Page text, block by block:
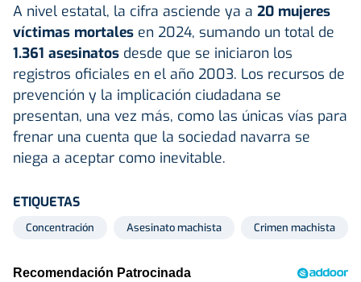
A nivel estatal, la cifra asciende ya a 20 mujeres
víctimas mortales en 2024, sumando un total de
1.361 asesinatos desde que se iniciaron los
registros oficiales en el año 2003. Los recursos de
prevención y la implicación ciudadana se
presentan, una vez más, como las únicas vías para
frenar una cuenta que la sociedad navarra se
niega a aceptar como inevitable.
ETIQUETAS
Concentración Asesinato machista Crimen machista